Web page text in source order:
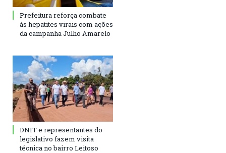
Prefeitura reforça combate
às hepatites virais com ações
da campanha Julho Amarelo
DNIT e representantes do
legislativo fazem visita
técnica no bairro Leitoso